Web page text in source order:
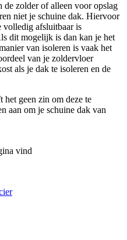
de zolder of alleen voor opslag
niet je schuine dak. Hiervoor
volledig afsluitbaar is
dit mogelijk is dan kan je het
van isoleren is vaak het
van je zoldervloer
als je dak te isoleren en de
het geen zin om deze te
aan om je schuine dak van
vind